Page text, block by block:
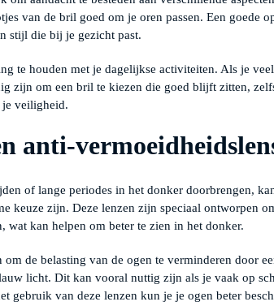
van de bril goed om je oren passen. Een goede
stijl die bij je gezicht past.
te houden met je dagelijkse activiteiten. Als je
zijn om een bril te kiezen die goed blijft zitten,
veiligheid.
anti-
of lange periodes in het donker doorbrengen,
keuze zijn. Deze lenzen zijn speciaal ontworpen
wat kan helpen om beter te zien in het donker.
de belasting van de ogen te verminderen door
licht. Dit kan vooral nuttig zijn als je vaak op
gebruik van deze lenzen kun je je ogen beter